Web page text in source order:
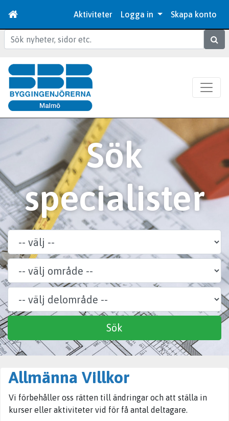
Aktiviteter Logga in Skapa konto
Sök
Sök
specialister
Område
Delområde
Sök
Allmänna Villkor
Vi förbehåller oss rätten till ändringar och att ställa in
kurser eller aktiviteter vid för få antal deltagare.